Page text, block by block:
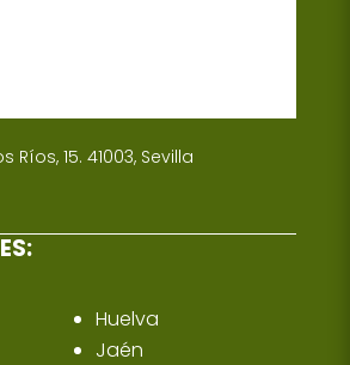
15. 41003, Sevilla
Huelva
Jaén